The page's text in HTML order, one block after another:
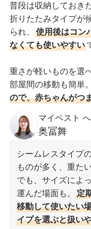
普段は収納しておき
折りたたみタイプが
られ、
使用後はコン
なくても使いやすい
重さが軽いものを選
部屋間の移動も簡単
ので、赤ちゃんがつ
マイベスト
奥冨舞
シームレスタイプ
ものが多く、重た
でも、サイズによ
運んだ場面も。
定
移動して使いたい
イプを選ぶと扱い